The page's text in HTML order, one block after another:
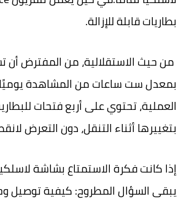
بطاريات قابلة للإزالة.
من حيث الاستقلالية، من المفترض
بمعدل ست ساعات من المشاهدة
العملية، تحتوي على أربع فتحات
بتغييرها أثناء التنقل، دون التعرض
إذا كانت فكرة الاستمتاع بشاشة
يبقى السؤال المطروح: كيفية توصيل